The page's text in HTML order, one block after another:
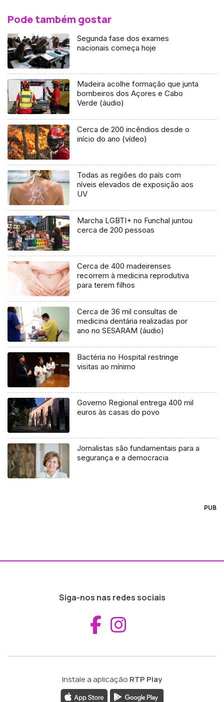
Pode também gostar
Segunda fase dos exames
nacionais começa hoje
Madeira acolhe formação que junta
bombeiros dos Açores e Cabo
Verde (áudio)
Cerca de 200 incêndios desde o
início do ano (vídeo)
Todas as regiões do país com
níveis elevados de exposição aos
UV
Marcha LGBTI+ no Funchal juntou
cerca de 200 pessoas
Cerca de 400 madeirenses
recorrem à medicina reprodutiva
para terem filhos
Cerca de 36 mil consultas de
medicina dentária realizadas por
ano no SESARAM (áudio)
Bactéria no Hospital restringe
visitas ao mínimo
Governo Regional entrega 400 mil
euros às casas do povo
Jornalistas são fundamentais para a
segurança e a democracia
PUB
Siga-nos nas redes sociais
Aceder ao
Instale a aplicação RTP Play